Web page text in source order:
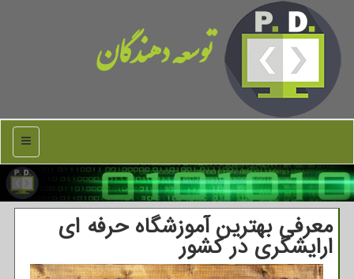
توسعه دهندگان
منو
معرفی بهترین آموزشگاه حرفه ای
ارایشگری در كشور